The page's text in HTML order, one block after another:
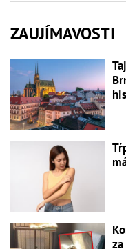
ZAUJÍMAVOSTI